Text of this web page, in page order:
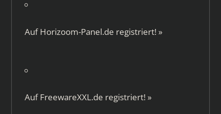
AufHorizoom-Panel.de registriert! »
AufFreewareXXL.de registriert! »